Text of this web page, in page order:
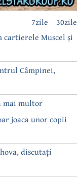
30zile
7zile
cartierele Muscel și
Câmpinei,
mai multor
joaca unor copii
discutați